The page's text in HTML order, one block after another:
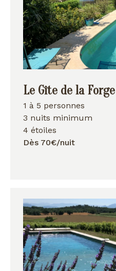
Le Gîte de la Forge
1 à 5 personnes
3 nuits minimum
4 étoiles
Dès 70€/nuit